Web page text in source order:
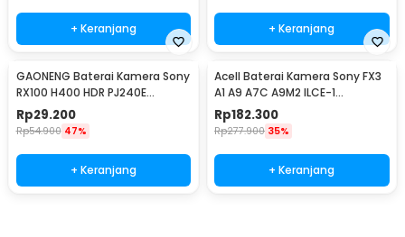
+ Keranjang + Keranjang
GAONENG Baterai Kamera Sony
RX100 H400 HDR PJ240E
1350mAh - NP-BX1
Rp29.200
Rp54.900 47%
+ Keranjang
Acell Baterai Kamera Sony FX3
A1 A9 A7C A9M2 ILCE-1
2280mAh - NP-FZ100
Rp182.300
Rp277.900 35%
+ Keranjang